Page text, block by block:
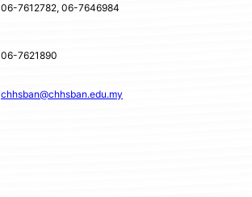
06-7612782, 06-7646984
06-7621890
chhsban@chhsban.edu.my